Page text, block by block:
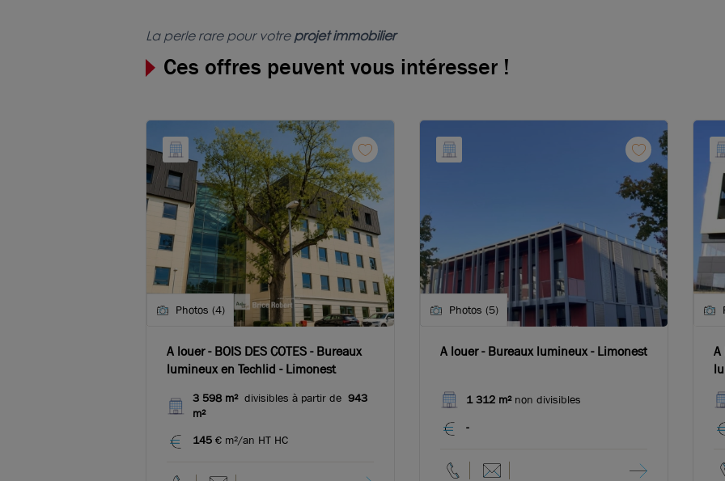
La perle rare pour votreprojet immobilier
Ces offres peuvent vous intéresser !
Photos (4)
A louer - BOIS DES COTES - Bureaux
lumineux en Techlid - Limonest
3 598 m²divisibles à partir de 943
m²
145 € m²/an HT HC
Photos (5)
A louer - Bureaux lumineux - Limonest
1 312 m²non divisibles
-
A